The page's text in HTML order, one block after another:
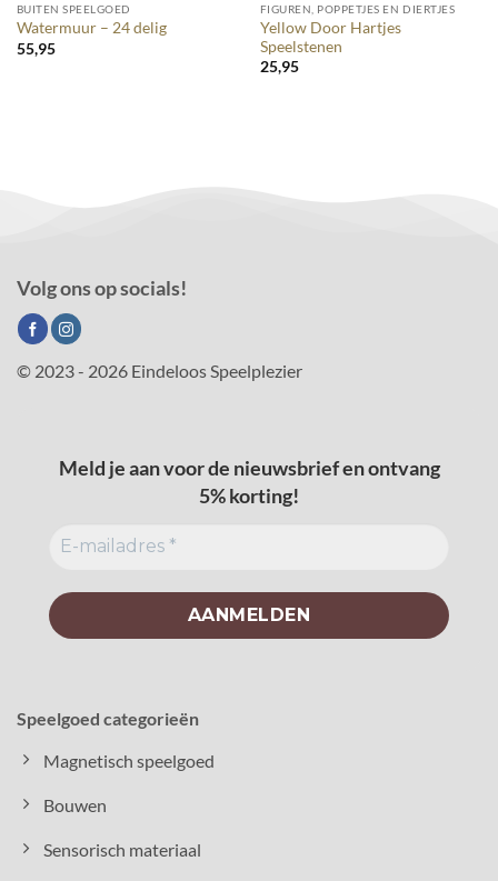
BUITEN SPEELGOED
Watermuur – 24 delig
55,95
FIGUREN, POPPETJES EN DIERTJES
Yellow Door Hartjes
Speelstenen
25,95
Volg ons op socials!
© 2023 - 2026 Eindeloos Speelplezier
Meld je aan voor de nieuwsbrief en ontvang
5% korting!
Speelgoed categorieën
Magnetisch speelgoed
Bouwen
Sensorisch materiaal